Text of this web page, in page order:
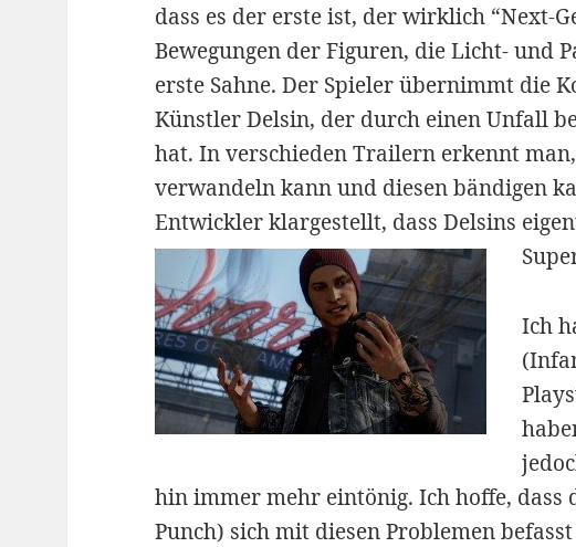
dass es der erste ist, der wirklich “Next-
Bewegungen der Figuren, die Licht- und
erste Sahne. Der Spieler übernimmt die
Künstler Delsin, der durch einen Unfall
hat. In verschieden Trailern erkennt
verwandeln kann und diesen bändigen
Entwickler klargestellt, dass Delsins
Ich
hin immer mehr eintönig. Ich hoffe, dass
Punch) sich mit diesen Problemen